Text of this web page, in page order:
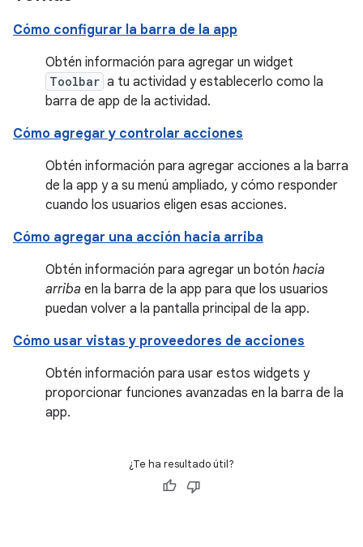
Cómo configurar la barra de la app
Obtén información para agregar un widget
Toolbar a tu actividad y establecerlo como la
barra de app de la actividad.
Cómo agregar y controlar acciones
Obtén información para agregar acciones a la barra
de la app y a su menú ampliado, y cómo responder
cuando los usuarios eligen esas acciones.
Cómo agregar una acción hacia arriba
Obtén información para agregar un botón hacia
arriba en la barra de la app para que los usuarios
puedan volver a la pantalla principal de la app.
Cómo usar vistas y proveedores de acciones
Obtén información para usar estos widgets y
proporcionar funciones avanzadas en la barra de la
app.
¿Te ha resultado útil?